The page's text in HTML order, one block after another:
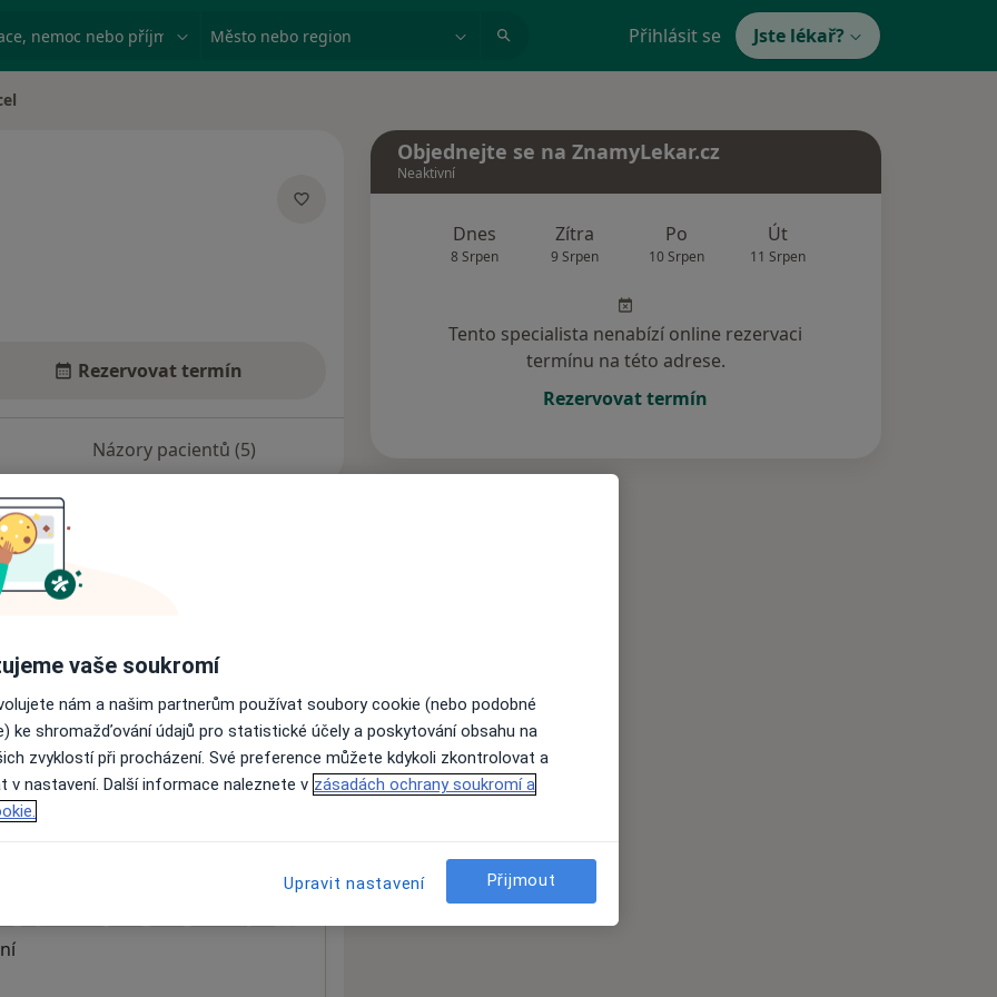
nemoc nebo příjmení Město nebo region Přihlásit se Jste lékař?
Rezervovat termín
Názory pacientů (5)
nejsou k dispozici
informace o svých službách.
Objednejte se na ZnamyLekar.cz
Neaktivní
Dnes
8 Srpen
Zítra
9 Srpen
Po
10 Srpen
Út
11 Srpen
Tento specialista nenabízí online rezervaci
termínu na této adrese.
Rezervovat termín
vaše soukromí
nám a našim partnerům používat soubory cookie (nebo podobné
ke shromažďování údajů pro statistické účely a poskytování obsahu na
zvyklostí při procházení. Své preference můžete kdykoli zkontrolovat a
v nastavení. Další informace naleznete v zásadách ochrany soukromí a
Upravit nastavení Přijmout